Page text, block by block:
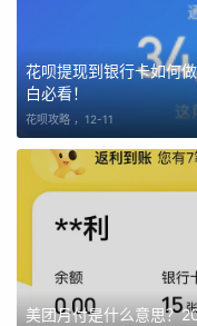
花呗提现到银行卡如何
白必看！
花呗攻略 ， 12-11
美团月付是什么意思？